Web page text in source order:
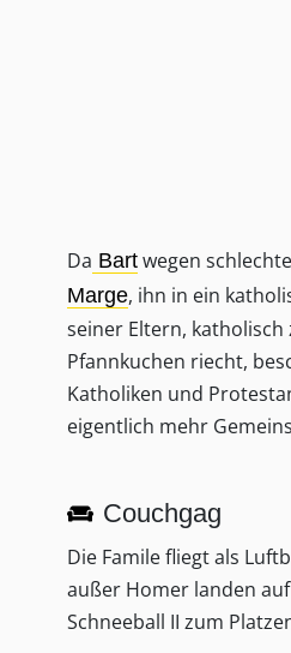
Da Bart wegen
Marge, ihn in ein
seiner Eltern,
Pfannkuchen riecht,
Katholiken und
eigentlich mehr
Couchgag
Die Famile fliegt als
außer Homer landen
Schneeball II zum